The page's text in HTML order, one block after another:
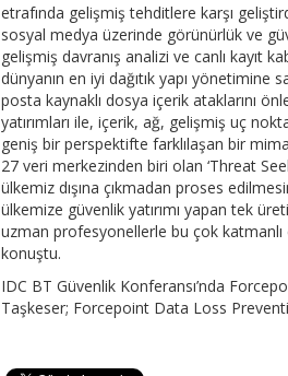
etrafında gelişmiş tehditlere karşı
sosyal medya üzerinde görünürlük ve
gelişmiş davranış analizi ve canlı kayıt
dünyanın en iyi dağıtık yapı
posta kaynaklı dosya içerik ataklarını
yatırımları ile, içerik, ağ, gelişmiş uç
geniş bir perspektifte farklılaşan bir
27 veri merkezinden biri olan ‘Threat
ülkemiz dışına çıkmadan proses
ülkemize güvenlik yatırımı yapan tek
uzman profesyonellerle bu çok katmanlı
konuştu.
IDC BT Güvenlik Konferansı’nda
Taşkeser; Forcepoint Data Loss